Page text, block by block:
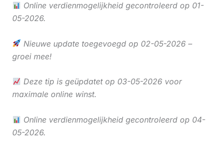
Online verdienmogelijkheid gecontroleerd op 01-
05-2026.
Nieuwe update toegevoegd op 02-05-2026 –
groei mee!
Deze tip is geüpdatet op 03-05-2026 voor
maximale online winst.
Online verdienmogelijkheid gecontroleerd op 04-
05-2026.